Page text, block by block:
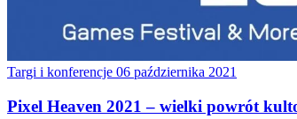
Targi i konferencje 06 października 2021
Pixel Heaven 2021 – wielki powrót